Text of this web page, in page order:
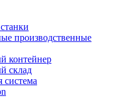
производственные
контейнер
склад
система